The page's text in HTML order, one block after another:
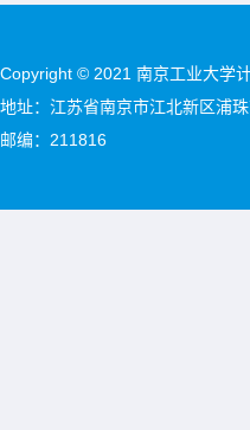
Copyright © 2021 南京工业大学
地址：江苏省南京市江北新区浦
邮编：211816